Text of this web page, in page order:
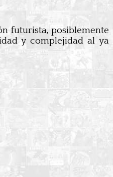
futurista, posiblemente
y complejidad al ya